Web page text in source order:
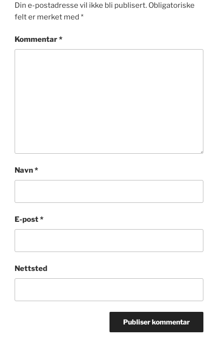
Din e-postadresse vil ikke bli publisert. Obligatoriske
felt er merket med *
Kommentar*
Navn*
E-post*
Nettsted